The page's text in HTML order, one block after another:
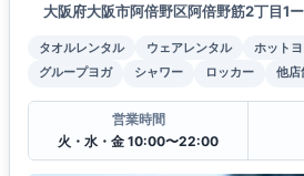
大阪府大阪市阿倍野区阿倍野筋2丁目1
タオルレンタル ウェアレンタル ホット
グループヨガ
シャワー ロッカー 他店
営業時間
火・水・金 10:00〜22:00